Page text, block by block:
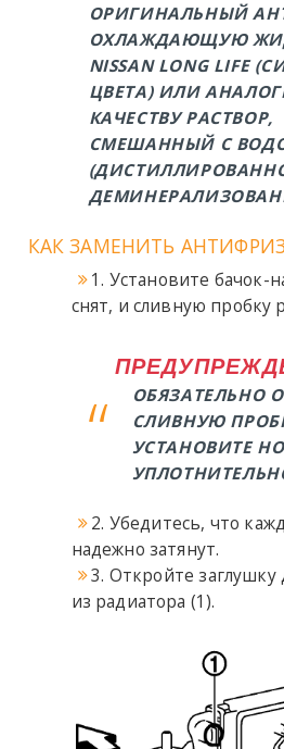
ОРИГИНАЛЬНЫЙ
ОХЛАЖДАЮЩУЮ
NISSAN LONG LIFE
ЦВЕТА) ИЛИ
КАЧЕСТВУ РАСТВОР,
СМЕШАННЫЙ С
КАК ЗАМЕНИТЬ
1. Установите бачок-
снят, и сливную пробку
ОБЯЗАТЕЛЬНО
СЛИВНУЮ
УСТАНОВИТЕ
2. Убедитесь, что
надежно затянут.
3. Откройте заглушку
из радиатора (1).